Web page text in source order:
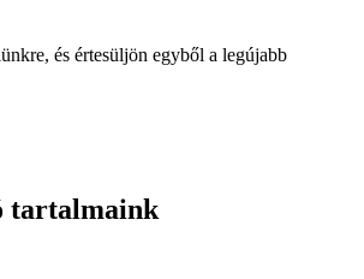
és értesüljön egyből a legújabb
tartalmaink